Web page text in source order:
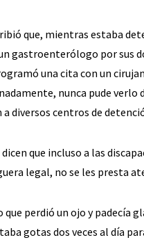
que, mientras estaba
gastroenterólogo por sus
una cita con un
nunca pude verlo
diversos centros de
que incluso a las
legal, no se les presta
que perdió un ojo y padecía
gotas dos veces al día